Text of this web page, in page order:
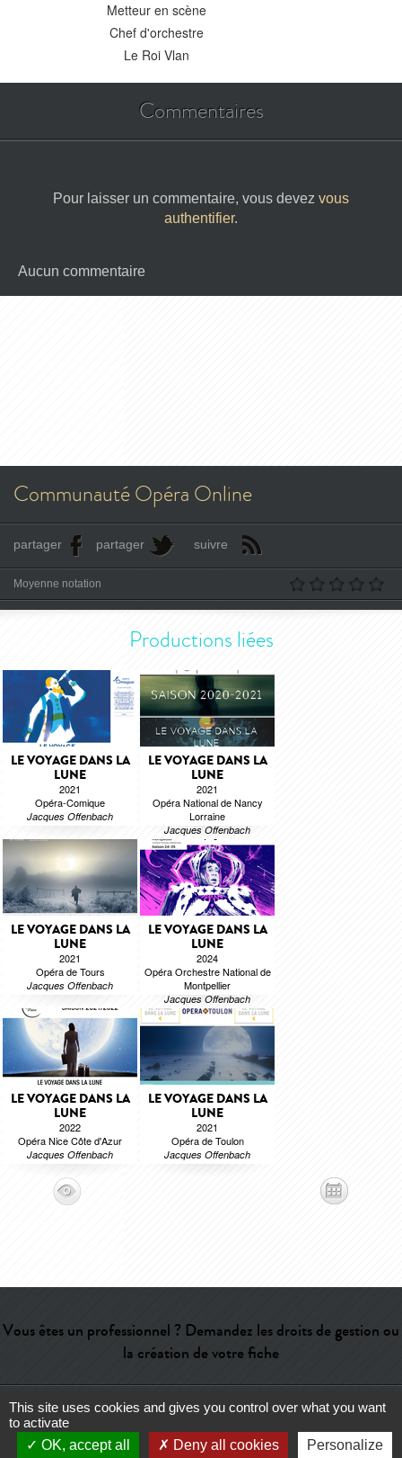
Metteur en scène
Chef d'orchestre
Le Roi Vlan
Commentaires
Pour laisser un commentaire, vous devez vous
authentifier.
Aucun commentaire
Communauté Opéra Online
partager partager suivre
Moyenne notation
Productions liées
LE VOYAGE DANS LA
LUNE
2021
Opéra-Comique
Jacques Offenbach
LE VOYAGE DANS LA
LUNE
2021
Opéra National de Nancy
Lorraine
Jacques Offenbach
LE VOYAGE DANS LA
LUNE
2021
Opéra de Tours
Jacques Offenbach
LE VOYAGE DANS LA
LUNE
2024
Opéra Orchestre National de
Montpellier
Jacques Offenbach
LE VOYAGE DANS LA
LUNE
2022
Opéra Nice Côte d'Azur
Jacques Offenbach
LE VOYAGE DANS LA
LUNE
2021
Opéra de Toulon
Jacques Offenbach
Vous êtes un professionnel ? Demandez les droits de gestion ou
la création de votre fiche
Aide-Contact-Admin-Lexique-CGU-Qui sommes-nous ?-
This site uses cookies and gives you control over what you want
to activate
OK, accept all
Deny all cookies Personalize